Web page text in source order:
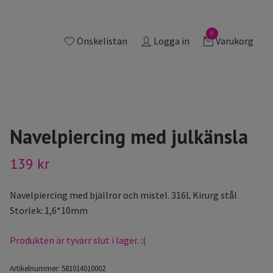
Önskelistan Logga in
0
Varukorg
Navelpiercing med julkänsla
139 kr
Navelpiercing med bjällror och mistel. 316L Kirurg stål
Storlek: 1,6*10mm
Produkten är tyvärr slut i lager. :(
Artikelnummer: 581014010002